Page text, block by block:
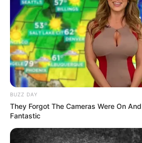
BUZZ DAY
They Forgot The Cameras Were On
Fantastic